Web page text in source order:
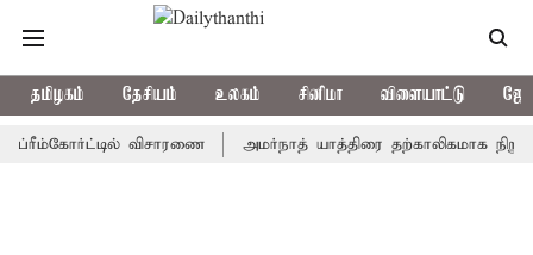
தமிழகம் தேசியம் உலகம் சினிமா விளையாட்டு
விசாரணை அமர்நாத் யாத்திரை தற்காலிகமாக நிறுத்தம்